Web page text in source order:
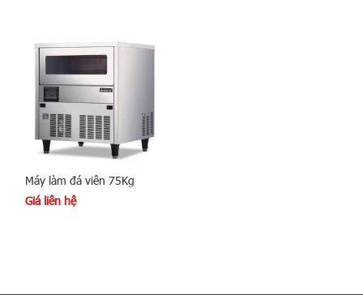
Máy làm đá viên 75Kg
Giá liên hệ